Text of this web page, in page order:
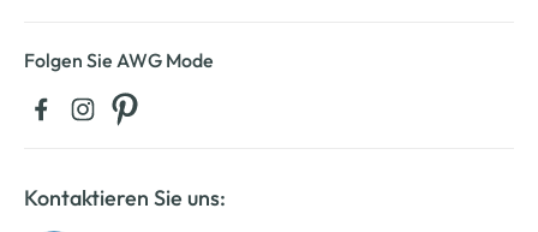
Folgen Sie AWG Mode
Kontaktieren Sie uns: